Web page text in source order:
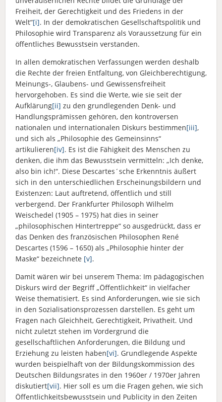
Freiheit, der Gerechtigkeit und des Friedens in der
Welt“[i]. In der demokratischen Gesellschaftspolitik und
Philosophie wird Transparenz als Voraussetzung für ein
öffentliches Bewusstsein verstanden.
In allen demokratischen Verfassungen werden deshalb
die Rechte der freien Entfaltung, von Gleichberechtigung,
Meinungs-, Glaubens- und Gewissensfreiheit
hervorgehoben. Es sind die Werte, wie sie seit der
Aufklärung[ii] zu den grundlegenden Denk- und
Handlungsprämissen gehören, den kontroversen
nationalen und internationalen Diskurs bestimmen[iii],
und sich als „Philosophie des Gemeinsinns“
artikulieren[iv]. Es ist die Fähigkeit des Menschen zu
denken, die ihm das Bewusstsein vermitteln: „Ich denke,
also bin ich!“. Diese Descartes´sche Erkenntnis äußert
sich in den unterschiedlichen Erscheinungsbildern und
Existenzen: Laut auftretend, öffentlich und still
verbergend. Der Frankfurter Philosoph Wilhelm
Weischedel (1905 – 1975) hat dies in seiner
„philosophischen Hintertreppe“ so ausgedrückt, dass er
das Denken des französischen Philosophen René
Descartes (1596 – 1650) als „Philosophie hinter der
Maske“ bezeichnete [v].
Damit wären wir bei unserem Thema: Im pädagogischen
Diskurs wird der Begriff „Öffentlichkeit“ in vielfacher
Weise thematisiert. Es sind Anforderungen, wie sie sich
in den Sozialisationsprozessen darstellen. Es geht um
Fragen nach Gleichheit, Gerechtigkeit, Privatheit. Und
nicht zuletzt stehen im Vordergrund die
gesellschaftlichen Anforderungen, die Bildung und
Erziehung zu leisten haben[vi]. Grundlegende Aspekte
wurden beispielhaft von der Bildungskommission des
Deutschen Bildungsrates in den 1960er / 1970er Jahren
diskutiert[vii]. Hier soll es um die Fragen gehen, wie sich
Öffentlichkeitsbewusstsein und Publicity in den Zeiten